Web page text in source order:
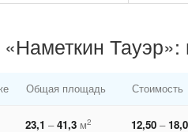
Тауэр»:
Общая площадь Стоимость
23,1 –41,3 м2 12,50 –